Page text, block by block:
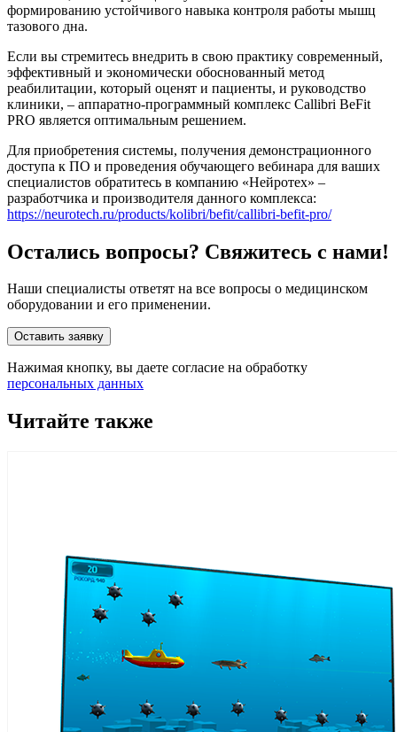
формированию устойчивого навыка контроля работы мышц
тазового дна.
Если вы стремитесь внедрить в свою практику современный,
эффективный и экономически обоснованный метод
реабилитации, который оценят и пациенты, и руководство
клиники, – аппаратно-программный комплекс Callibri BeFit
PRO является оптимальным решением.
Для приобретения системы, получения демонстрационного
доступа к ПО и проведения обучающего вебинара для ваших
специалистов обратитесь в компанию «Нейротех» –
разработчика и производителя данного комплекса:
https://neurotech.ru/products/kolibri/befit/callibri-befit-pro/
Остались вопросы? Свяжитесь с нами!
Наши специалисты ответят на все вопросы о медицинском
оборудовании и его применении.
Оставить заявку
Нажимая кнопку, вы даете согласие на обработку
персональных данных
Читайте также